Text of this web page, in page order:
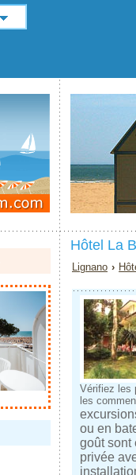
Hôtel La
Lignano ›
Vérifiez les
les
ou en
goût sont
privée